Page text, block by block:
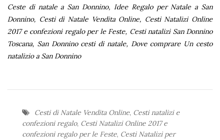
Ceste di natale a San Donnino, Idee Regalo per Natale a San
Donnino, Cesti di Natale Vendita Online, Cesti Natalizi Online
2017 e confezioni regalo per le Feste, Cesti natalizi San Donnino
Toscana, San Donnino cesti di natale, Dove comprare Un cesto
natalizio a San Donnino
Cesti di Natale Vendita Online, Cesti natalizi e
confezioni regalo, Cesti Natalizi Online 2017 e
confezioni regalo per le Feste, Cesti Natalizi per